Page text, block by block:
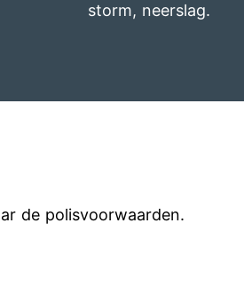
storm, neerslag.
de polisvoorwaarden.